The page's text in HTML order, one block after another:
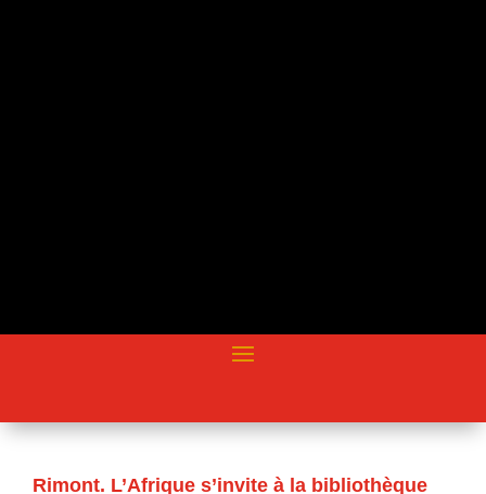
Rimont. L’Afrique s’invite à la bibliothèque